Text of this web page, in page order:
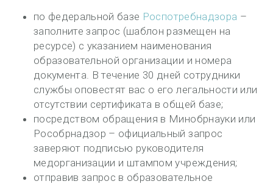
по федеральной базе Роспотребнадзора –
заполните запрос (шаблон размещен на
ресурсе) с указанием наименования
образовательной организации и номера
документа. В течение 30 дней сотрудники
службы оповестят вас о его легальности или
отсутствии сертификата в общей базе;
посредством обращения в Минобрнауки или
Рособрнадзор – официальный запрос
заверяют подписью руководителя
медорганизации и штампом учреждения;
отправив запрос в образовательное